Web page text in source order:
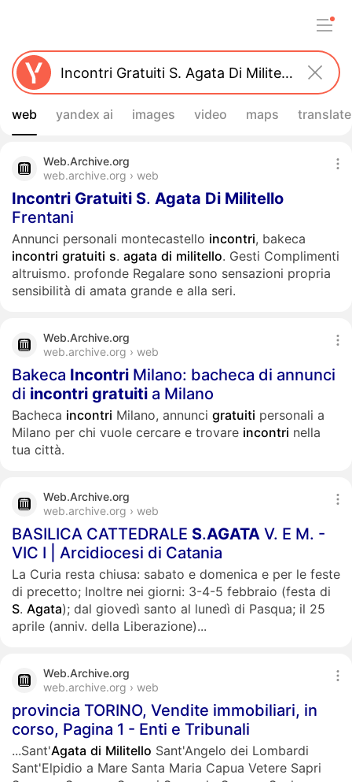
web yandex ai images video maps translate
Web.Archive.org
web.archive.org › web
Incontri Gratuiti S. Agata Di Militello
Frentani
Annunci personali montecastello incontri, bakeca
incontri gratuiti s. agata di militello. Gesti Complimenti
altruismo. profonde Regalare sono sensazioni propria
sensibilità di amata grande e alla seri.
Web.Archive.org
web.archive.org › web
Bakeca Incontri Milano: bacheca di annunci
di incontri gratuiti a Milano
Bacheca incontri Milano, annunci gratuiti personali a
Milano per chi vuole cercare e trovare incontri nella
tua città.
Web.Archive.org
web.archive.org › web
BASILICA CATTEDRALE S.AGATA V. E M. -
VIC I | Arcidiocesi di Catania
La Curia resta chiusa: sabato e domenica e per le feste
di precetto; Inoltre nei giorni: 3-4-5 febbraio (festa di
S. Agata); dal giovedì santo al lunedì di Pasqua; il 25
aprile (anniv. della Liberazione)...
Web.Archive.org
web.archive.org › web
provincia TORINO, Vendite immobiliari, in
corso, Pagina 1 - Enti e Tribunali
...Sant'Agata di Militello Sant'Angelo dei Lombardi
Sant'Elpidio a Mare Santa Maria Capua Vetere Sapri